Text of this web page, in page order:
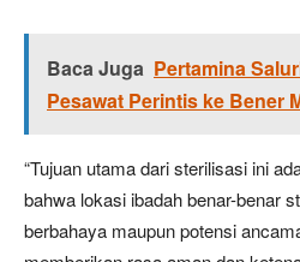
Baca Juga Pertamina
Pesawat Perintis ke Bener
“Tujuan utama dari sterilisasi ini
bahwa lokasi ibadah benar-benar
berbahaya maupun potensi